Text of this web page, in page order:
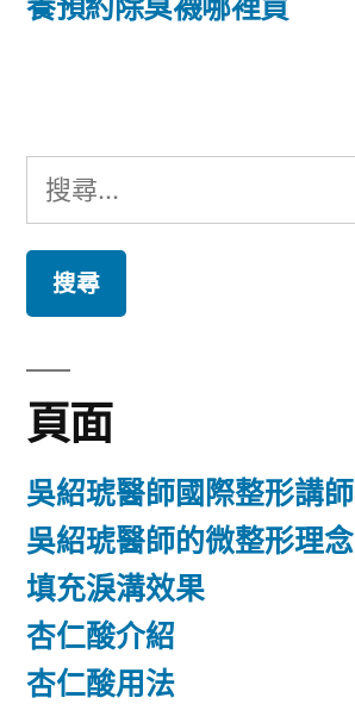
覽養預約除臭襪哪裡買
搜
尋
鍵
字:
頁面
吳紹琥醫師國際整形講師
吳紹琥醫師的微整形理念
填充淚溝效果
杏仁酸介紹
杏仁酸用法